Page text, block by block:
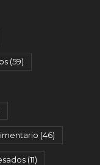
(59)
(46)
(11)